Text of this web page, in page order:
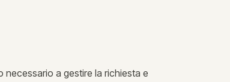
necessario a gestire la richiesta e